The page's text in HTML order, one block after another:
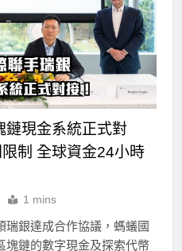
鏈現金系統正式對
制 全球資金24小時
1 mins
瑞銀達成合作協議，螞蟻國
塊鏈的數字現金及探索代幣